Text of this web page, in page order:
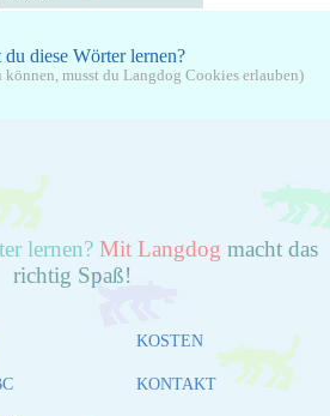
diese Wörter lernen?
musst du Langdog Cookies erlauben)
lernen? Mit Langdog macht das
richtig Spaß!
KOSTEN
KONTAKT